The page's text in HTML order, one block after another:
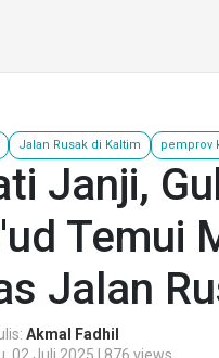
Jalan Rusak di Kaltim pemprov
Janji,
Temui
Jalan
Akmal Fadhil
02 Juli 2025 | 876 views